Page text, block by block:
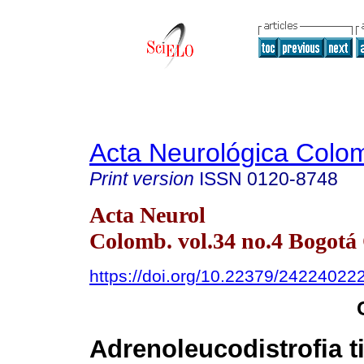
Acta Neurológica
Print version ISSN 0120-8748
Acta Neurol
Colomb. vol.34 no.4 Bogotá
https://doi.org/10.22379/
Adrenoleucodistrofia